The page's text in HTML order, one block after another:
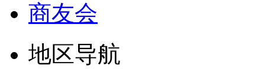
商友会
地区导航